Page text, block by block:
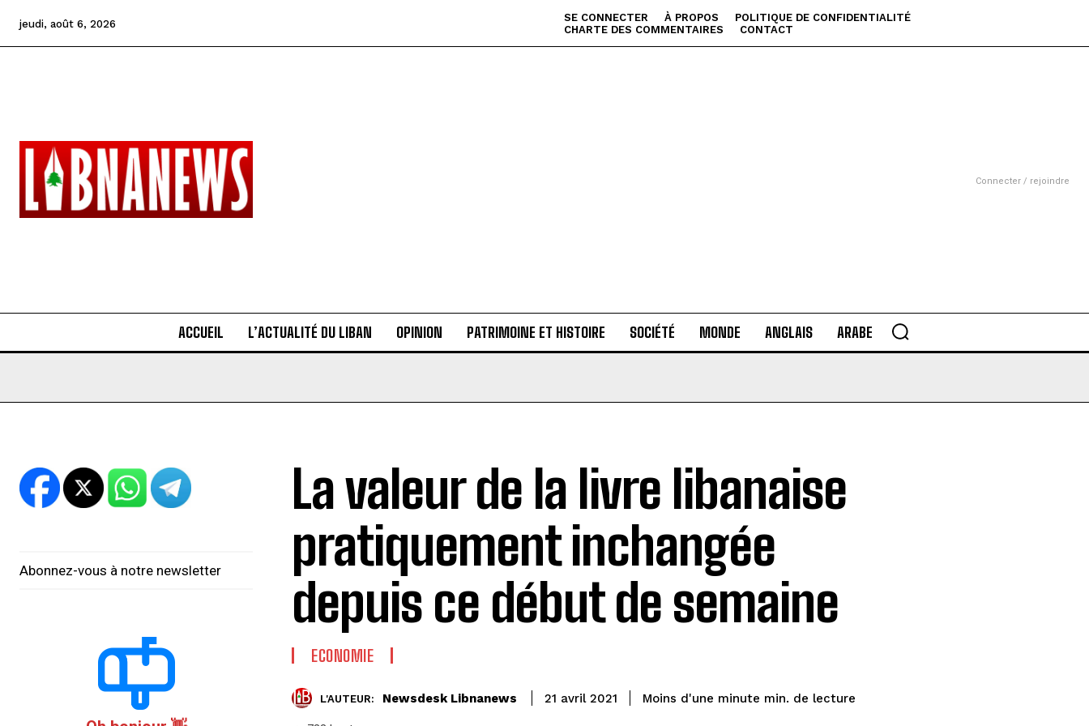
jeudi, août 6, 2026 SE CONNECTER À PROPOS
POLITIQUE DE CONFIDENTIALITÉ
CHARTE DES COMMENTAIRES
CONTACT
Connecter / rejoindre
ACCUEIL L’ACTUALITÉ DU LIBAN OPINION PATRIMOINE ET HISTOIRE SOCIÉTÉ MONDE ANGLAIS ARABE
Abonnez-vous à notre newsletter
La valeur de la livre libanaise
pratiquement inchangée
depuis ce début de semaine
ECONOMIE
L'AUTEUR: Newsdesk Libnanews 21 avril 2021 Moins d'une minute min. de lecture